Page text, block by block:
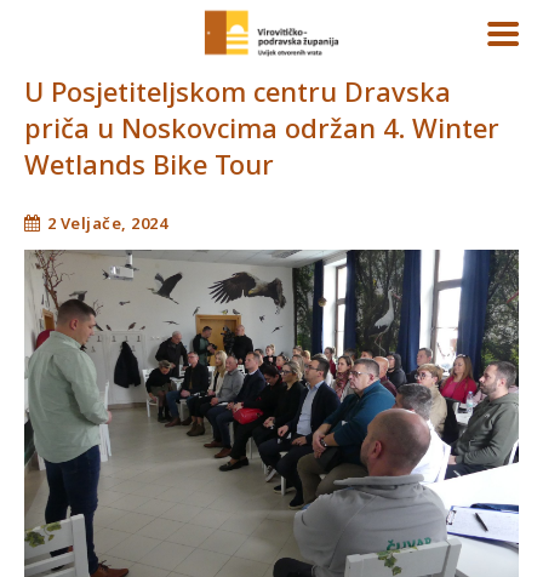
U Posjetiteljskom centru Dravska
priča u Noskovcima održan 4. Winter
Wetlands Bike Tour
2 Veljače, 2024